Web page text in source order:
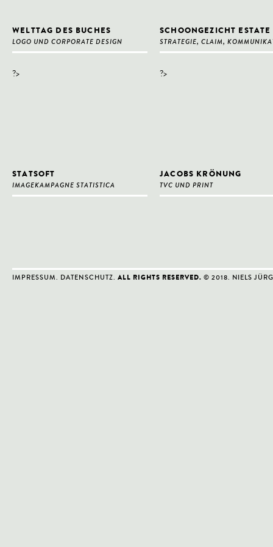
WELTTAG DES BUCHES
LOGO UND CORPORATE DESIGN
SCHOONGEZICHT ESTATE
STRATEGIE, CLAIM,
?>
STATSOFT
IMAGEKAMPAGNE STATISTICA
?>
JACOBS KRÖNUNG
TVC UND PRINT
IMPRESSUM. DATENSCHUTZ. ALL RIGHTS RESERVED. © 2018. NIELS